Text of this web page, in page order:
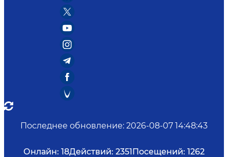
Последнее обновление: 2026-08-07 14:48:43
Онлайн: 18Действий: 2351Посещений: 1262